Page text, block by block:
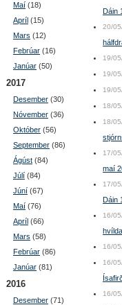
Maí (18)
Apríl (15)
Mars (12)
Febrúar (16)
Janúar (50)
2017
Desember (30)
Nóvember (36)
Október (56)
September (86)
Ágúst (84)
Júlí (84)
Júní (67)
Maí (76)
Apríl (66)
Mars (58)
Febrúar (86)
Janúar (81)
2016
Desember (71)
Dáin
20/
19/
19/
19/
18/
18/
17/
maí
17/
Dáin
16/
16/
16/
16/